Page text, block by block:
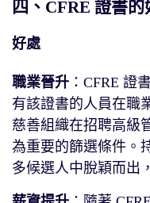
四、CFRE 證書
好處
職業晉升 ：CFRE 證
有該證書的人員在職
慈善組織在招聘高級
為重要的篩選條件。
多候選人中脫穎而出